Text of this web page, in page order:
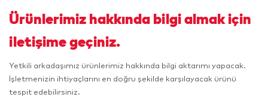
Ürünlerimiz hakkında bilgi almak için
iletişime geçiniz.
Yetkili arkadaşımız ürünlerimiz hakkında bilgi aktarımı yapacak.
İşletmenizin ihtiyaçlarını en doğru şekilde karşılayacak ürünü
tespit edebilirsiniz.